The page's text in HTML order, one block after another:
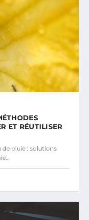
ET RÉUTILISER
de pluie : solutions